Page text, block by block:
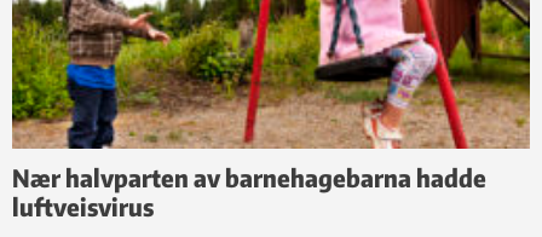
Nær halvparten av barnehagebarna hadde
luftveisvirus